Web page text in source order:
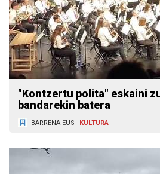
"Kontzertu polita" eskaini
bandarekin batera
BARRENA.EUS KULTURA